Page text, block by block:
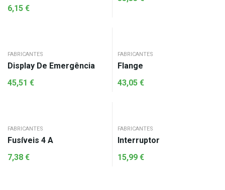
6,15 €
FABRICANTES
Display De Emergência
45,51 €
FABRICANTES
Flange
43,05 €
FABRICANTES
Fusíveis 4 A
7,38 €
FABRICANTES
Interruptor
15,99 €